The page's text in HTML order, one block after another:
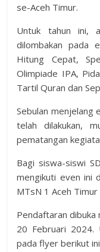
se-Aceh Timur.
Untuk tahun ini,
dilombakan pada
Hitung Cepat,
Olimpiade IPA,
Tartil Quran dan
Sebulan menjelang
telah dilakukan,
pematangan
Bagi siswa-siswi
mengikuti even ini
MTsN 1 Aceh
Pendaftaran dibuka
20 Februari 2024.
pada flyer berikut